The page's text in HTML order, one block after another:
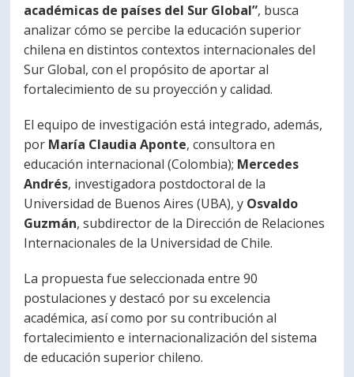
académicas de países del Sur Global”, busca
analizar cómo se percibe la educación superior
chilena en distintos contextos internacionales del
Sur Global, con el propósito de aportar al
fortalecimiento de su proyección y calidad.
El equipo de investigación está integrado, además,
por María Claudia Aponte, consultora en
educación internacional (Colombia); Mercedes
Andrés, investigadora postdoctoral de la
Universidad de Buenos Aires (UBA), y Osvaldo
Guzmán, subdirector de la Dirección de Relaciones
Internacionales de la Universidad de Chile.
La propuesta fue seleccionada entre 90
postulaciones y destacó por su excelencia
académica, así como por su contribución al
fortalecimiento e internacionalización del sistema
de educación superior chileno.